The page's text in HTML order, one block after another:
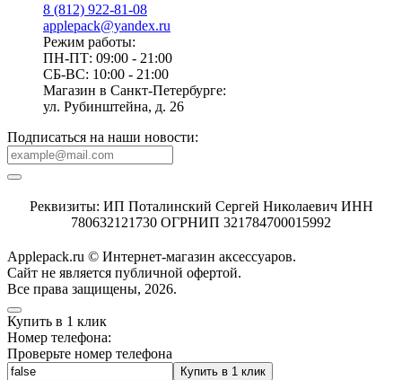
8 (812) 922-81-08
applepack@yandex.ru
Режим работы:
ПН-ПТ: 09:00 - 21:00
СБ-ВС: 10:00 - 21:00
Магазин в Санкт-Петербурге:
ул. Рубинштейна, д. 26
Подписаться на наши новости:
Реквизиты: ИП Поталинский Сергей Николаевич ИНН
780632121730 ОГРНИП 321784700015992
Applepack.ru © Интернет-магазин аксессуаров.
Cайт не является публичной офертой.
Все права защищены, 2026.
Купить в 1 клик
Номер телефона:
Проверьте номер телефона
Купить в 1 клик